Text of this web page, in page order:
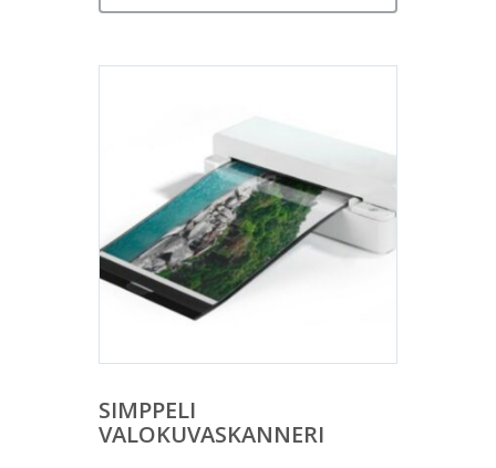
SIMPPELI
VALOKUVASKANNERI